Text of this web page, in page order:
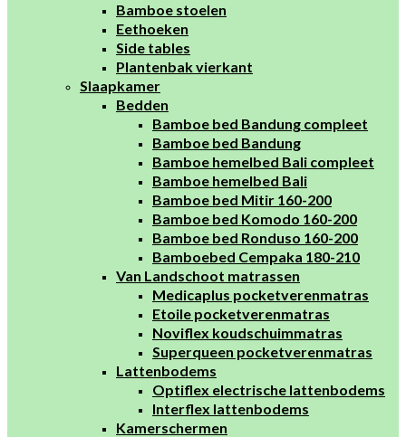
Bamboe stoelen
Eethoeken
Side tables
Plantenbak vierkant
Slaapkamer
Bedden
Bamboe bed Bandung compleet
Bamboe bed Bandung
Bamboe hemelbed Bali compleet
Bamboe hemelbed Bali
Bamboe bed Mitir 160-200
Bamboe bed Komodo 160-200
Bamboe bed Ronduso 160-200
Bamboebed Cempaka 180-210
Van Landschoot matrassen
Medicaplus pocketverenmatras
Etoile pocketverenmatras
Noviflex koudschuimmatras
Superqueen pocketverenmatras
Lattenbodems
Optiflex electrische lattenbodems
Interflex lattenbodems
Kamerschermen